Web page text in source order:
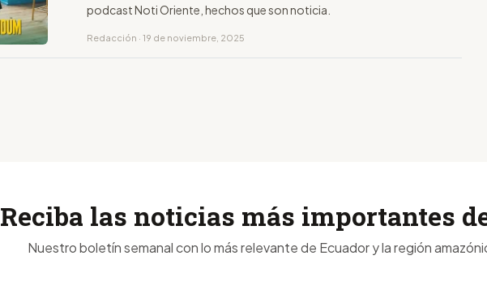
podcast Noti Oriente, hechos que son noticia.
Redacción · 19 de noviembre, 2025
Reciba las noticias más importantes
Nuestro boletín semanal con lo más relevante de Ecuador y la región